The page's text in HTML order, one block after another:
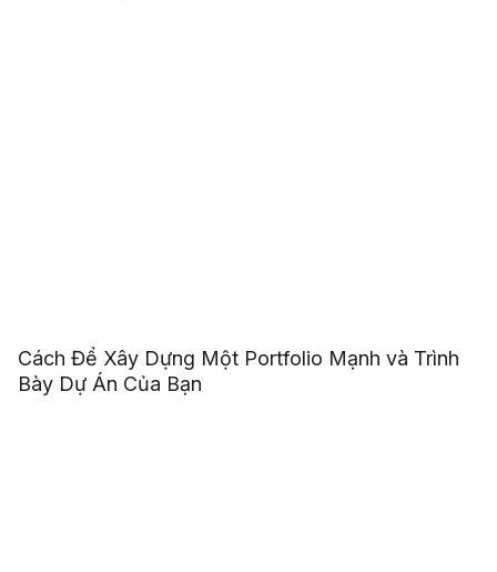
Cách Để Xây Dựng Một Portfolio Mạnh và Trình
Bày Dự Án Của Bạn